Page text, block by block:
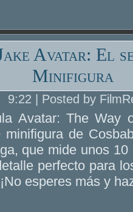
Avatar: El
Minifigura
9:22 | Posted by
Avatar: The Way
minifigura de
que mide unos
perfecto para
esperes más y